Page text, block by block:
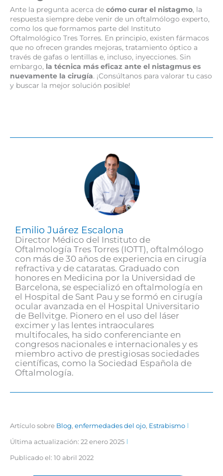
Ante la pregunta acerca de cómo curar el nistagmo, la
respuesta siempre debe venir de un oftalmólogo experto,
como los que formamos parte del Instituto
Oftalmológico Tres Torres. En principio, existen fármacos
que no ofrecen grandes mejoras, tratamiento óptico a
través de gafas o lentillas e, incluso, inyecciones. Sin
embargo, la técnica más eficaz ante el nistagmus es
nuevamente la cirugía. ¡Consúltanos para valorar tu caso
y buscar la mejor solución posible!
Emilio Juárez Escalona
Director Médico del Instituto de
Oftalmología Tres Torres (IOTT), oftalmólogo
con más de 30 años de experiencia en cirugía
refractiva y de cataratas. Graduado con
honores en Medicina por la Universidad de
Barcelona, se especializó en oftalmología en
el Hospital de Sant Pau y se formó en cirugía
ocular avanzada en el Hospital Universitario
de Bellvitge. Pionero en el uso del láser
excimer y las lentes intraoculares
multifocales, ha sido conferenciante en
congresos nacionales e internacionales y es
miembro activo de prestigiosas sociedades
científicas, como la Sociedad Española de
Oftalmología.
Artículo sobre Blog, enfermedades del ojo, Estrabismo
Última actualización: 22 enero 2025
Publicado el: 10 abril 2022